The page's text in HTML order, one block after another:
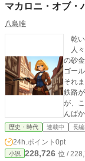
マカロニ・オブ・
八島唯
乾い
人々
の砂
ゴー
それ
鉄路
が、
んば
るこ
のこ
を潜
れま
歴史・時代 連載中 長編
24h.ポイント 0pt
小説 228,726 位 /